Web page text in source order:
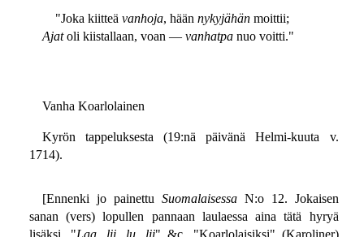
"Joka kiitteä vanhoja, hään nykyjähänmoittii;
Ajatoli kiistallaan, voan — vanhatpanuo voitti."
Vanha Koarlolainen
Kyrön tappeluksesta (19:nä päivänä Helmi-kuuta v.
1714).
[Ennenki jo painettu SuomalaisessaN:o 12. Jokaisen
sanan (vers) lopullen pannaan laulaessa aina tätä hyryä
lisäksi, "Laa, lii, lu, lii" &c. "Koarlolaisiksi" (Karoliner)